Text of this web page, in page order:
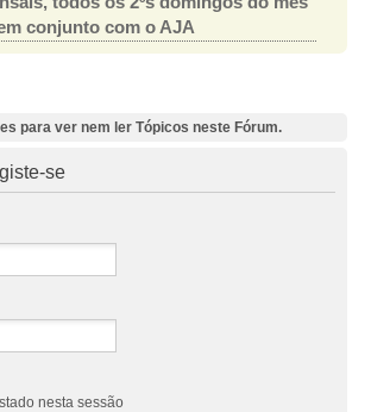
conjunto com o AJA
para ver nem ler Tópicos neste Fórum.
se
nesta sessão